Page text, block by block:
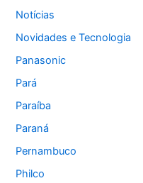
Notícias
Novidades e Tecnologia
Panasonic
Pará
Paraíba
Paraná
Pernambuco
Philco